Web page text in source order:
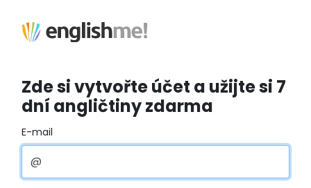
Zde si vytvořte účet a užijte si 7
dní angličtiny zdarma
E-mail